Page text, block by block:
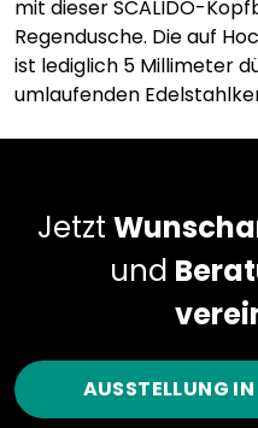
mit dieser SCALIDO-
Regendusche. Die auf
ist lediglich 5 Millimeter
umlaufenden
Jetzt
und
AUSSTELLUNG